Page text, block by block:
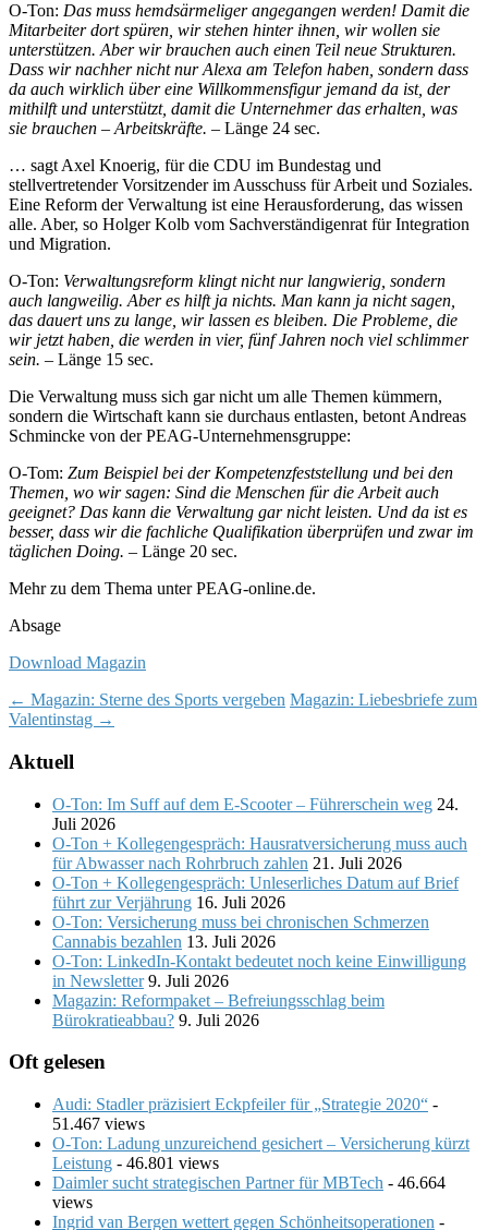
O-Ton: Das muss hemdsärmeliger angegangen werden! Damit die
Mitarbeiter dort spüren, wir stehen hinter ihnen, wir wollen sie
unterstützen. Aber wir brauchen auch einen Teil neue Strukturen.
Dass wir nachher nicht nur Alexa am Telefon haben, sondern dass
da auch wirklich über eine Willkommensfigur jemand da ist, der
mithilft und unterstützt, damit die Unternehmer das erhalten, was
sie brauchen – Arbeitskräfte. – Länge 24 sec.
… sagt Axel Knoerig, für die CDU im Bundestag und
stellvertretender Vorsitzender im Ausschuss für Arbeit und Soziales.
Eine Reform der Verwaltung ist eine Herausforderung, das wissen
alle. Aber, so Holger Kolb vom Sachverständigenrat für Integration
und Migration.
O-Ton: Verwaltungsreform klingt nicht nur langwierig, sondern
auch langweilig. Aber es hilft ja nichts. Man kann ja nicht sagen,
das dauert uns zu lange, wir lassen es bleiben. Die Probleme, die
wir jetzt haben, die werden in vier, fünf Jahren noch viel schlimmer
sein. – Länge 15 sec.
Die Verwaltung muss sich gar nicht um alle Themen kümmern,
sondern die Wirtschaft kann sie durchaus entlasten, betont Andreas
Schmincke von der PEAG-Unternehmensgruppe:
O-Tom: Zum Beispiel bei der Kompetenzfeststellung und bei den
Themen, wo wir sagen: Sind die Menschen für die Arbeit auch
geeignet? Das kann die Verwaltung gar nicht leisten. Und da ist es
besser, dass wir die fachliche Qualifikation überprüfen und zwar im
täglichen Doing. – Länge 20 sec.
Mehr zu dem Thema unter PEAG-online.de.
Absage
Download Magazin
Post
navigation
← Magazin: Sterne des Sports vergeben Magazin: Liebesbriefe zum
Valentinstag →
Aktuell
O-Ton: Im Suff auf dem E-Scooter – Führerschein weg 24.
Juli 2026
O-Ton + Kollegengespräch: Hausratversicherung muss auch
für Abwasser nach Rohrbruch zahlen 21. Juli 2026
O-Ton + Kollegengespräch: Unleserliches Datum auf Brief
führt zur Verjährung 16. Juli 2026
O-Ton: Versicherung muss bei chronischen Schmerzen
Cannabis bezahlen 13. Juli 2026
O-Ton: LinkedIn-Kontakt bedeutet noch keine Einwilligung
in Newsletter 9. Juli 2026
Magazin: Reformpaket – Befreiungsschlag beim
Bürokratieabbau? 9. Juli 2026
Oft gelesen
Audi: Stadler präzisiert Eckpfeiler für „Strategie 2020“ -
51.467 views
O-Ton: Ladung unzureichend gesichert – Versicherung kürzt
Leistung - 46.801 views
Daimler sucht strategischen Partner für MBTech - 46.664
views
Ingrid van Bergen wettert gegen Schönheitsoperationen -